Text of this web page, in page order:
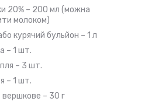
20% – 200 мл (можна
молоком)
курячий бульйон – 1 л
– 1 шт.
– 3 шт.
– 1 шт.
вершкове – 30 г